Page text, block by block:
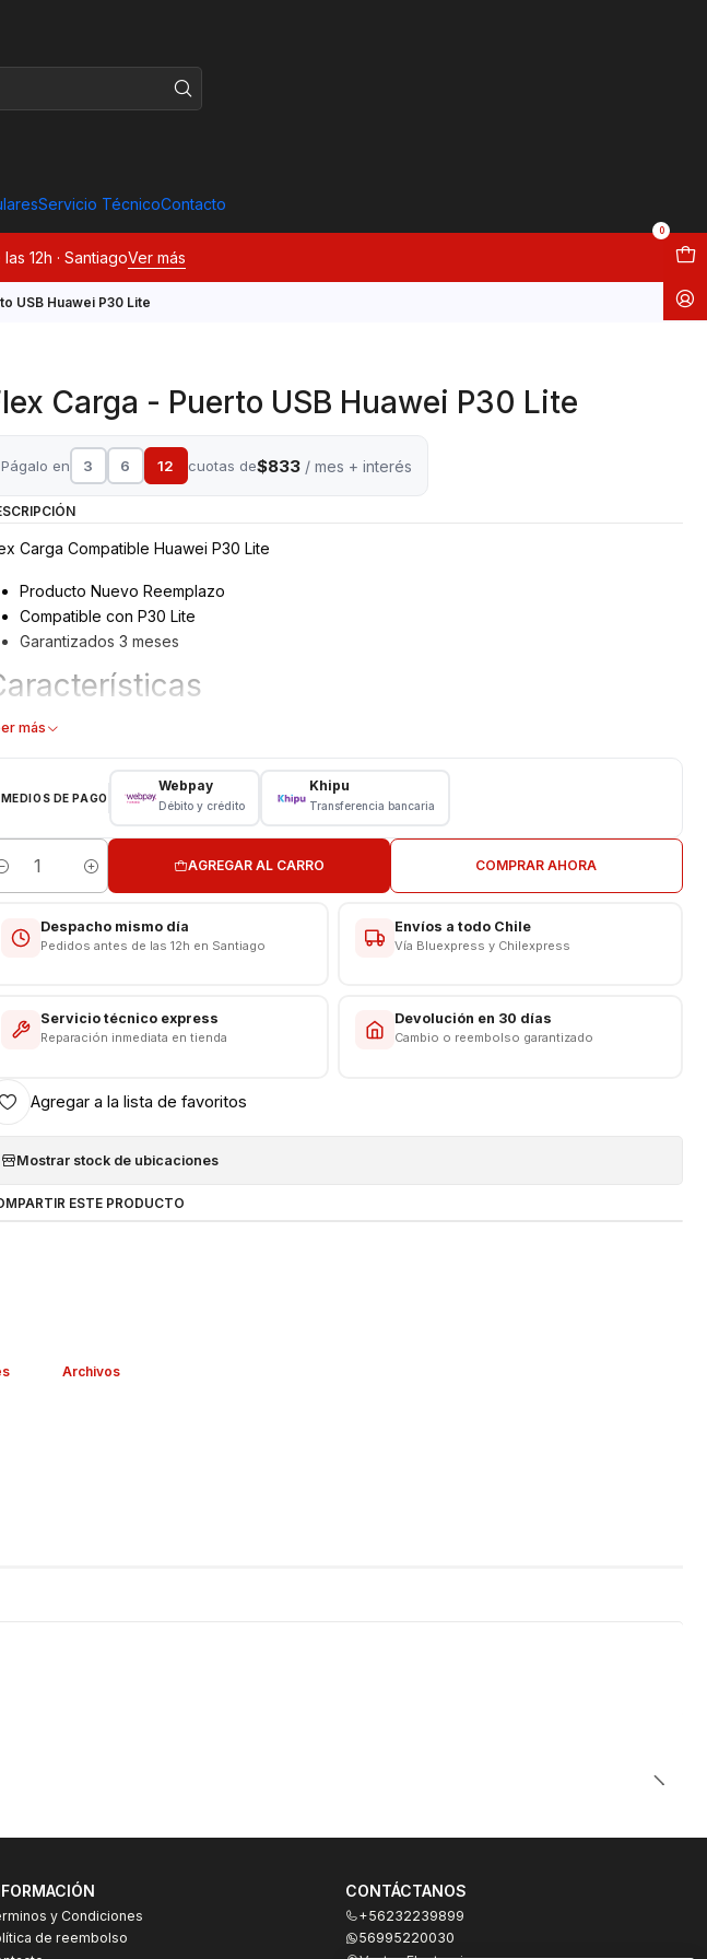
Servicio TécnicoContacto
0
12h · SantiagoVer más
USB Huawei P30 Lite
Carga - Puerto USB Huawei P30 Lite
Págalo en 3 6 12 cuotas de$833/ mes + interés
Carga Compatible Huawei P30 Lite
Producto Nuevo Reemplazo
Compatible con P30 Lite
Garantizados 3 meses
Flex carga - Puerto USB
POR INSTALACIÓN EN TIENDA
VENTAS ELECTRONICAS
más
MEDIOS DE PAGO
Webpay
Débito y crédito
Khipu
Transferencia bancaria
AGREGAR AL CARRO COMPRAR AHORA
Despacho mismo día
Pedidos antes de las 12h en Santiago
Envíos a todo Chile
Vía Bluexpress y Chilexpress
Servicio técnico express
Reparación inmediata en tienda
Devolución en 30 días
Cambio o reembolso garantizado
Agregar a la lista de favoritos
Mostrar stock de ubicaciones
ESTE PRODUCTO
Archivos
y Condiciones
de reembolso
CONTÁCTANOS
+56232239899
56995220030